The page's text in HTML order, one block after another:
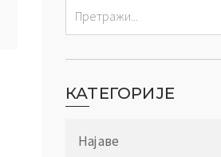
КАТЕГОРИЈЕ
Најаве